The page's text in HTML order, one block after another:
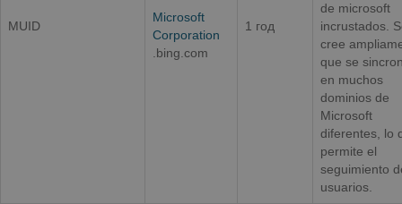
MUID
Microsoft
Corporation
.bing.com
1 год
de microsoft
incrustados.
cree
que se
en muchos
dominios de
Microsoft
diferentes, lo
permite el
seguimiento
usuarios.